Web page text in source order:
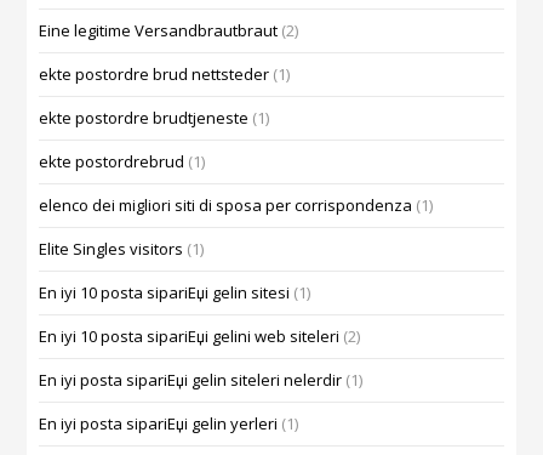
Eine legitime Versandbrautbraut (2)
ekte postordre brud nettsteder (1)
ekte postordre brudtjeneste (1)
ekte postordrebrud (1)
elenco dei migliori siti di sposa per corrispondenza (1)
Elite Singles visitors (1)
En iyi 10 posta sipariЕџi gelin sitesi (1)
En iyi 10 posta sipariЕџi gelini web siteleri (2)
En iyi posta sipariЕџi gelin siteleri nelerdir (1)
En iyi posta sipariЕџi gelin yerleri (1)